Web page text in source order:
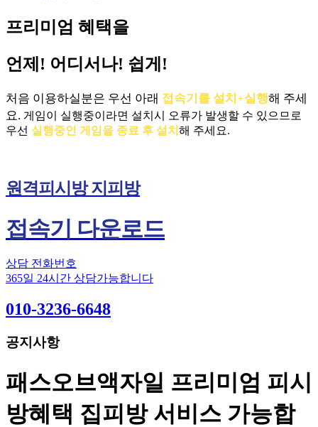
프리미엄 혜택을
언제! 어디서나! 쉽게!
처음 이용하실분은 우선 아래 접속기를 설치+실행해 주세
요. 게임이 실행중이라면 설치시 오류가 발생할 수 있으므로
우선 실행중인 게임을 종료 후 설치 해 주세요.
원격피시방 지피방
접속기 다운로드
상담 전화번호
365일 24시간 상담가능합니다
010-3236-6648
공지사항
패스오브액자일 프리미엄 피시
방혜택 집피방 서비스 가능합